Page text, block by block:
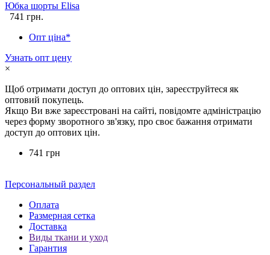
Юбка шорты Elisa
741 грн.
Опт ціна*
Узнать опт цену
×
Щоб отримати доступ до оптових цін, зареєструйтеся як
оптовий покупець.
Якщо Ви вже зареєстровані на сайті, повідомте адміністрацію
через форму зворотного зв'язку, про своє бажання отримати
доступ до оптових цін.
741 грн
Персональный раздел
Оплата
Размерная сетка
Доставка
Виды ткани и уход
Гарантия